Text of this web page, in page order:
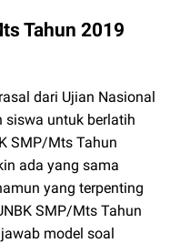
Tahun 2019
dari Ujian Nasional
siswa untuk berlatih
SMP/Mts Tahun
ada yang sama
yang terpenting
SMP/Mts Tahun
model soal